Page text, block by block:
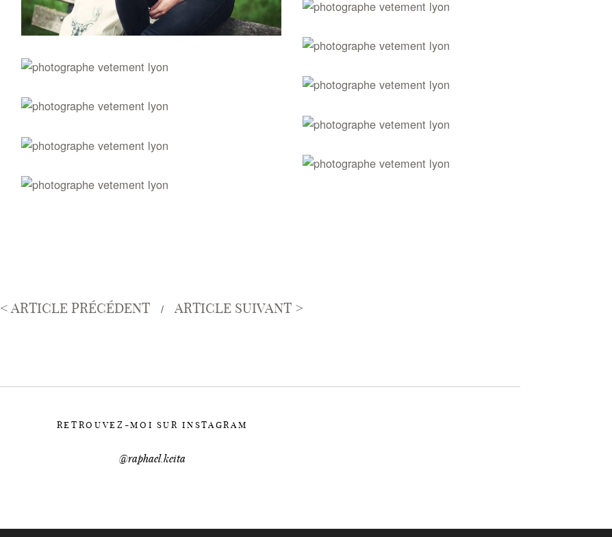
< ARTICLE PRÉCÉDENT /ARTICLE SUIVANT >
RETROUVEZ-MOI SUR INSTAGRAM
@raphael.keita